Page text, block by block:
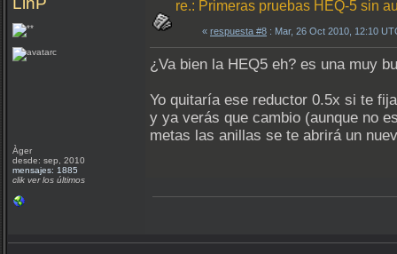
Àger
desde: sep, 2010
mensajes: 1885
clik ver los últimos
re.: Primeras pruebas HEQ-5 sin
« respuesta #8 : Mar, 26 Oct 2010, 12:10
¿Va bien la HEQ5 eh? es una muy
Yo quitaría ese reductor 0.5x si te
y ya verás que cambio (aunque no
metas las anillas se te abrirá un